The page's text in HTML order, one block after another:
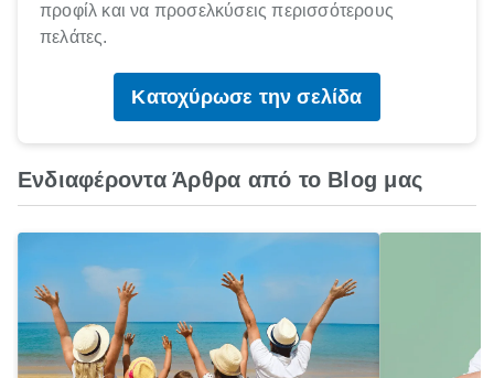
προφίλ και να προσελκύσεις περισσότερους
πελάτες.
Κατοχύρωσε την σελίδα
Ενδιαφέροντα Άρθρα από το Blog μας